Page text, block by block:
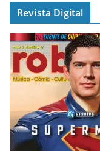
Revista Digital